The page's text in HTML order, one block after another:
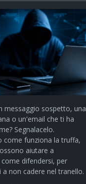
messaggio sospetto, una
o un'email che ti ha
Segnalacelo.
come funziona la truffa,
aiutare a
difendersi, per
non cadere nel tranello.